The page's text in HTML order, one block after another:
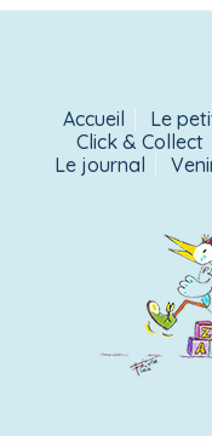
Accueil
Le
Click & Collect
Le journal